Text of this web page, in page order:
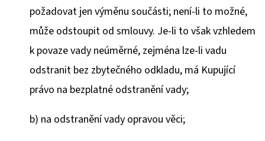
požadovat jen výměnu součásti; není-li to možné,
může odstoupit od smlouvy. Je-li to však vzhledem
k povaze vady neúměrné, zejména lze-li vadu
odstranit bez zbytečného odkladu, má Kupující
právo na bezplatné odstranění vady;
b) na odstranění vady opravou věci;